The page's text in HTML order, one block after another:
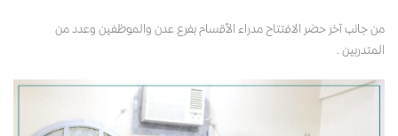
من جانب آخر حضر الافتتاح مدراء الأقسام بفرع عدن والموظفين وعدد من
المتدربين .